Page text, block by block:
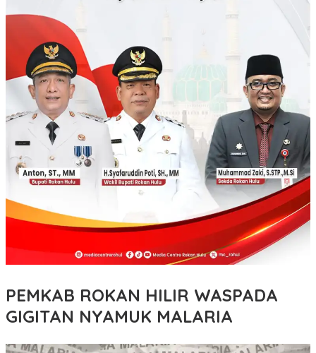
PEMKAB ROKAN HILIR WASPADA
GIGITAN NYAMUK MALARIA